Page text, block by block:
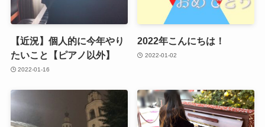
【近況】個人的に今年やり
たいこと【ピアノ以外】
2022-01-16
2022年こんにちは！
2022-01-02